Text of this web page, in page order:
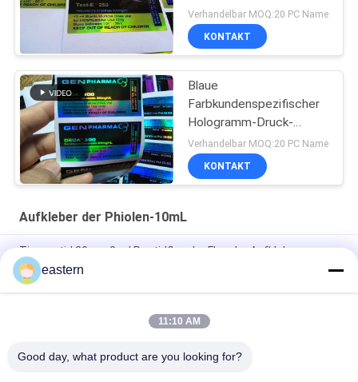
Aufkleber-Laserdruck
Verhandelbar MOQ:20 PC Name
KONTAKT
Blaue
Farbkundenspezifischer
Hologramm-Druck-
Verordnungs-Flaschen-
Aufkleber für Phiole
10Ml
Verhandelbar MOQ:20 PC Name
KONTAKT
Aufkleber der Phiolen-10mL
Tirzepatid 20 mg 2 ml Peptidflasche Flasche Aufkleber
GHRP6 5MG 2 MLBottle Etikettenaufkleber Druck für
Peptidpulveretiketten
GHRP6 5MG 2 MLBottle Etikettenaufkleber Druck für
eastern
11:10 AM
Good day, what product are you looking for?